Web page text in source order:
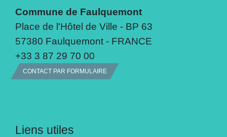
Commune de Faulquemont
Place de l'Hôtel de Ville - BP 63
57380 Faulquemont - FRANCE
+33 3 87 29 70 00
CONTACT PAR FORMULAIRE
Liens utiles